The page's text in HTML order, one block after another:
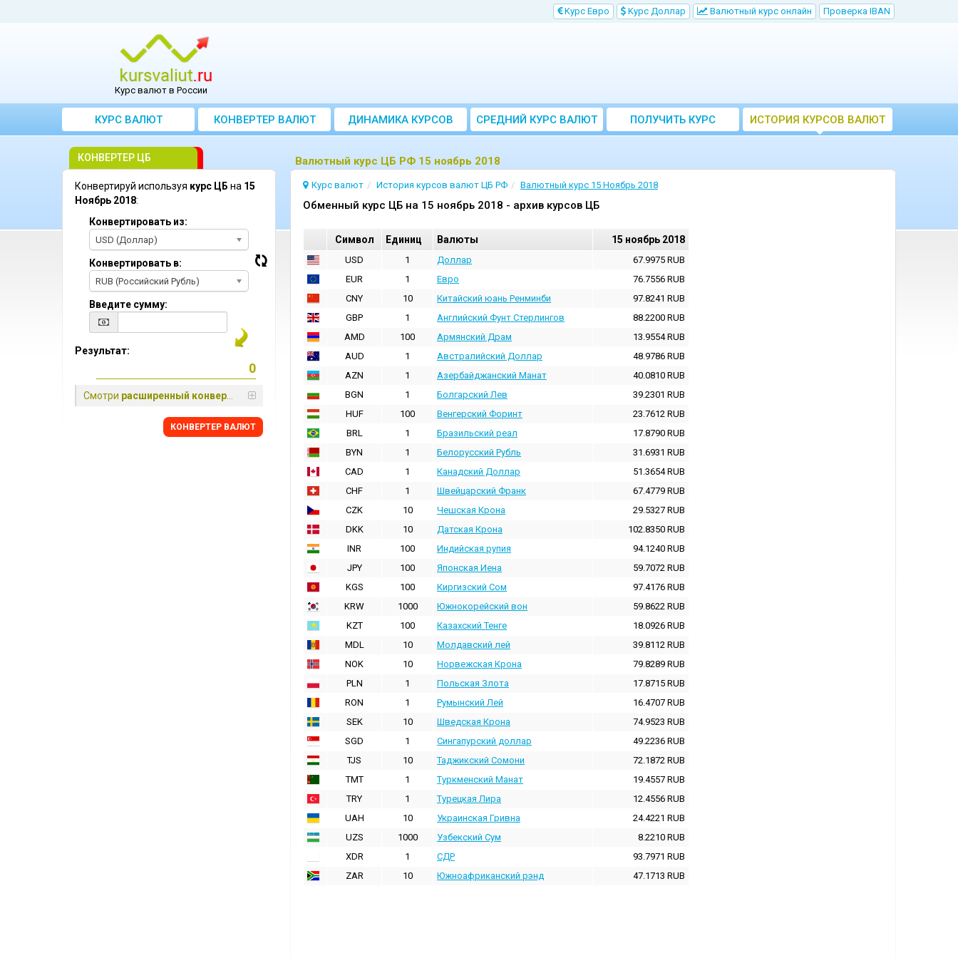
Kурс Евро Kурс Доллар Bалютный курс онлайн Проверка IBAN
Курс валют в России
КУРС ВАЛЮТ КОНВЕРТЕР ВАЛЮТ ДИНАМИКА КУРСОВ
CРЕДНИЙ КУРС ВАЛЮТ
ЗА МЕСЯЦ
ПОЛУЧИТЬ КУРС
ВАЛЮТ ЦБ
ИСТОРИЯ КУРСОВ ВАЛЮТ
ЦБ РФ
Bалютный курс ЦБ РФ 15 ноябрь 2018
Курс валют История курсов валют ЦБ РФ Валютный курс 15 Ноябрь 2018
Oбменный курс ЦБ на 15 ноябрь 2018 - архив курсов ЦБ
Cимвол Единиц Валюты 15 ноябрь 2018
USD 1 Доллар 67.9975 RUB
EUR
1 Евро 76.7556 RUB
CNY
10 Китайский юань Ренминби 97.8241 RUB
GBP
1 Английский Фунт Стерлингов 88.2200 RUB
AMD
100 Армянский Драм 13.9554RUB
AUD
1 Австралийский Доллар 48.9786 RUB
AZN
1 Азербайджанский Манат 40.0810 RUB
BGN
1 Болгарский Лев 39.2301 RUB
HUF
100 Венгерский Форинт 23.7612 RUB
BRL
1 Бразильский реал 17.8790 RUB
BYN
1 Белорусский Рубль 31.6931 RUB
CAD
1 Канадский Доллар 51.3654RUB
CHF
1 Швейцарский Франк 67.4779 RUB
CZK
10 Чешская Крона 29.5327 RUB
DKK
10 Датская Крона 102.8350 RUB
INR
100 Индийская pупия 94.1240 RUB
JPY
100 Японская Иена 59.7072 RUB
KGS
100 Киргизский Сом 97.4176 RUB
KRW
1000 Южнокорейский вон 59.8622 RUB
KZT
100 Казахский Тенге 18.0926 RUB
MDL
10 Молдавский лей 39.8112 RUB
NOK
10 Норвежская Крона 79.8289 RUB
PLN
1 Польская Злота 17.8715 RUB
RON
1 Румынский Лей 16.4707 RUB
SEK
10 Шведская Крона 74.9523 RUB
SGD
1 Сингапурский доллар 49.2236 RUB
TJS
10 Таджикский Сомони 72.1872 RUB
TMT
1 Туркменский Манат 19.4557 RUB
TRY
1 Турецкая Лира 12.4556 RUB
UAH
10 Украинская Гривна 24.4221 RUB
UZS
1000 Узбекский Сум 8.2210 RUB
XDR
1 СДР 93.7971 RUB
ZAR
10 Южноафриканский рэнд 47.1713 RUB
КОНВЕРТЕР ЦБ
Конвертируй используя курс ЦБ на 15
Ноябрь 2018:
Конвертировать из:
USD (Доллар)
Конвертировать в:
RUB (Российский Рубль)
Введите сумму:
Результат:
Смотри расширенный конвертер
КОНВЕРТЕР ВАЛЮТ